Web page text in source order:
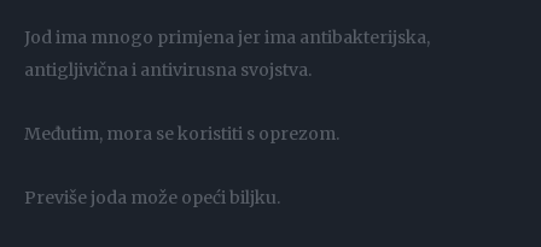
Jod ima mnogo primjena jer ima antibakterijska,
antigljivična i antivirusna svojstva.
Međutim, mora se koristiti s oprezom.
Previše joda može opeći biljku.